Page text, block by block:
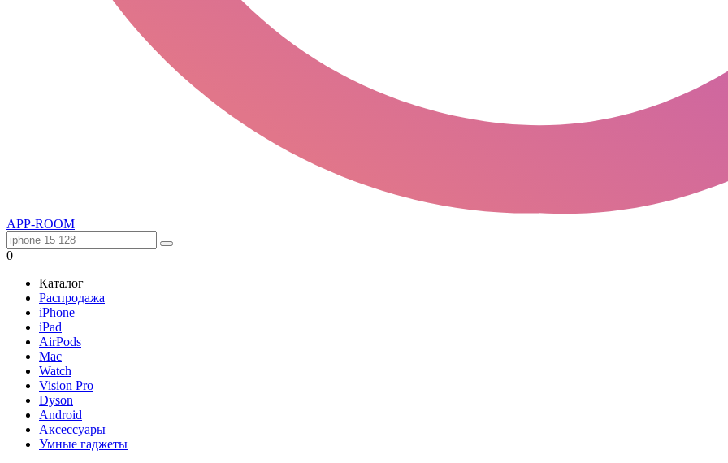
APP-ROOM
0
Каталог
Распродажа
iPhone
iPad
AirPods
Mac
Watch
Vision Pro
Dyson
Android
Аксессуары
Умные гаджеты